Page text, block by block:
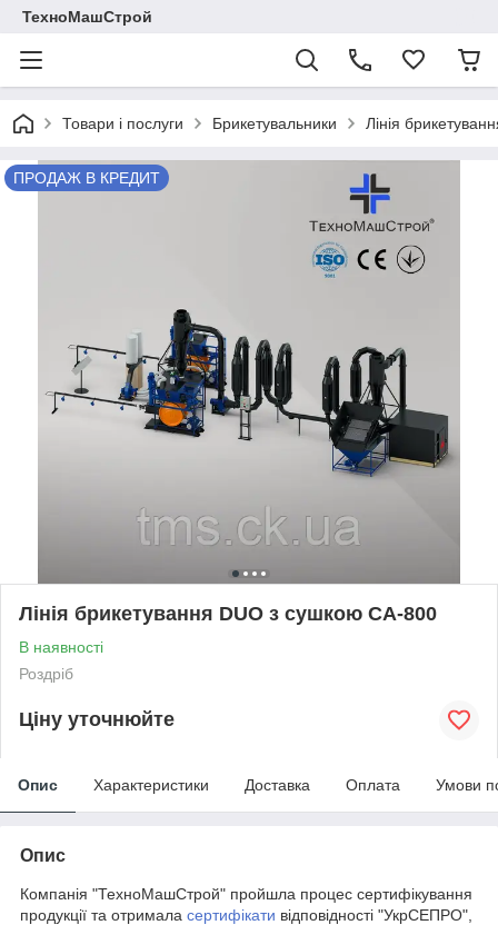
ТехноМашСтрой
Товари і послуги Брикетувальники Лінія
ПРОДАЖ В КРЕДИТ
Лінія брикетування DUO з сушкою СА-800
В наявності
Роздріб
Ціну уточнюйте
Опис Характеристики Доставка Оплата Умови
Опис
Компанія "ТехноМашСтрой" пройшла процес сертифікування
продукції та отримала сертифікати відповідності "УкрСЕПРО",